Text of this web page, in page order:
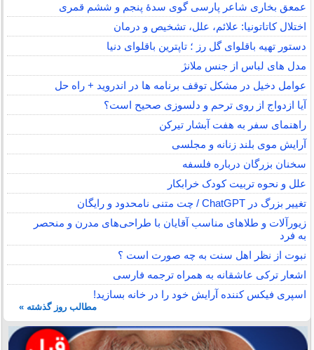
عمعق بخاری شاعر پارسی گوی سدهٔ پنجم و ششم قمری
اختلال کاتاتونیا: علائم، علل، تشخیص و درمان
دستور تهیه باقلوای گل رز ؛ تاپترین باقلوای دنیا
مدل های لباس از جنس ملانژ
عوامل دخیل در مشکل توقف برنامه ها در اندروید + راه حل
آیا ازدواج از روی ترحم و دلسوزی صحیح است؟
راهنمای سفر به هفت آبشار تیرکن
آرایش موی بلند زنانه و مجلسی
سخنان بزرگان درباره فلسفه
علل و نحوه تربیت کودک خرابکار
تغییر بزرگ در ChatGPT / چت متنی نامحدود و رایگان
زیورآلات و طلاهای مناسب آقایان با طراحی‌های مدرن و منحصر
به فرد
نبوت از نظر اهل سنت به چه صورت است ؟
اشعار ترکی عاشقانه به همراه ترجمه فارسی
اسپری فیکس کننده آرایش خود را در خانه بسازید!
مطالب روز گذشته »